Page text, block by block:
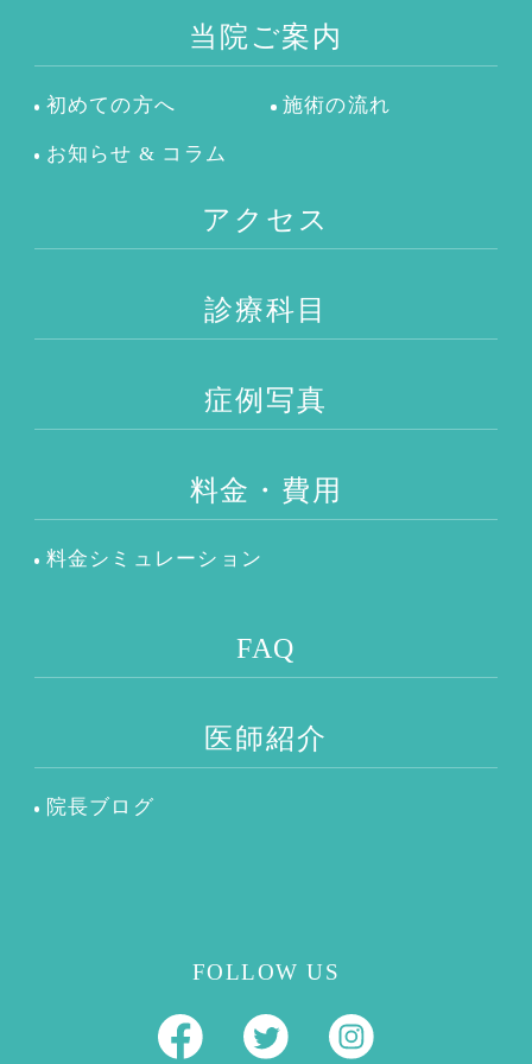
当院ご案内
初めての方へ 施術の流れ
お知らせ & コラム
アクセス
診療科目
症例写真
料金・費用
料金シミュレーション
FAQ
医師紹介
院長ブログ
FOLLOW US